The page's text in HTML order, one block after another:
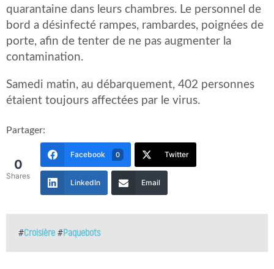
quarantaine dans leurs chambres. Le personnel de
bord a désinfecté rampes, rambardes, poignées de
porte, afin de tenter de ne pas augmenter la
contamination.
Samedi matin, au débarquement, 402 personnes
étaient toujours affectées par le virus.
Partager:
0
Shares
Facebook 0 Twitter
LinkedIn Email
#Croisière #Paquebots